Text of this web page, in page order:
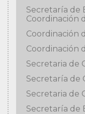
Secretaría de
Coordinación
Coordinación
Coordinación
Secretaria de
Secretaría de
Secretaria de
Secretaría de